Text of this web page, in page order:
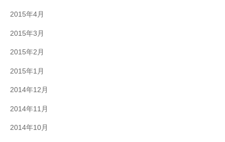
2015年4月
2015年3月
2015年2月
2015年1月
2014年12月
2014年11月
2014年10月